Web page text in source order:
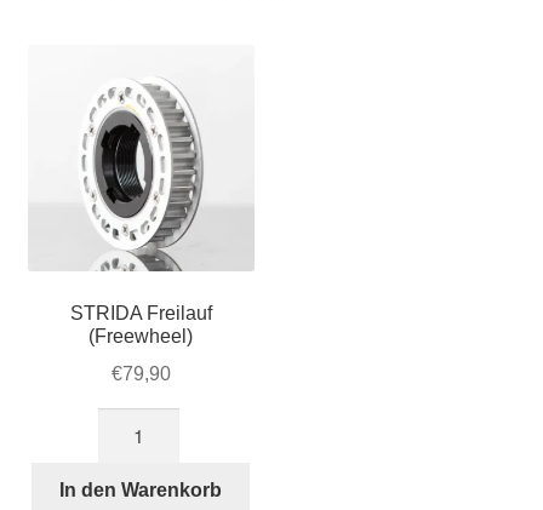
SALE
STRIDA Freilauf
(Freewheel)
€79,90
(Freewheel)
In den Warenkorb